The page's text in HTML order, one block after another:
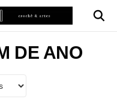
DE ANO